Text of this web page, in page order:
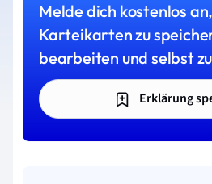
Melde dich kostenlos
Karteikarten zu
bearbeiten und selbst
Erklärung